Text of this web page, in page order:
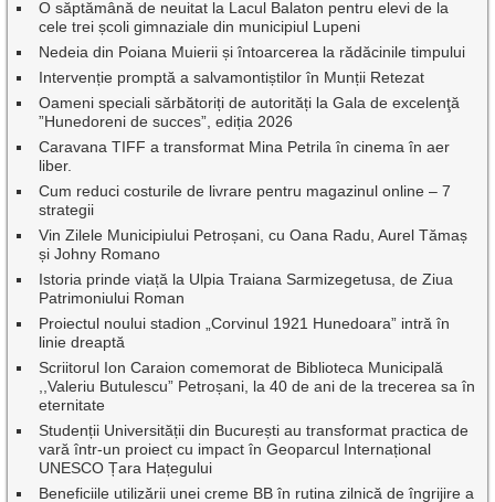
O săptămână de neuitat la Lacul Balaton pentru elevi de la
cele trei școli gimnaziale din municipiul Lupeni
Nedeia din Poiana Muierii și întoarcerea la rădăcinile timpului
Intervenție promptă a salvamontiștilor în Munții Retezat
Oameni speciali sărbătoriți de autorități la Gala de excelenţă
”Hunedoreni de succes”, ediția 2026
Caravana TIFF a transformat Mina Petrila în cinema în aer
liber.
Cum reduci costurile de livrare pentru magazinul online – 7
strategii
Vin Zilele Municipiului Petroșani, cu Oana Radu, Aurel Tămaș
și Johny Romano
Istoria prinde viață la Ulpia Traiana Sarmizegetusa, de Ziua
Patrimoniului Roman
Proiectul noului stadion „Corvinul 1921 Hunedoara” intră în
linie dreaptă
Scriitorul Ion Caraion comemorat de Biblioteca Municipală
,,Valeriu Butulescu” Petroșani, la 40 de ani de la trecerea sa în
eternitate
Studenții Universității din București au transformat practica de
vară într-un proiect cu impact în Geoparcul Internațional
UNESCO Țara Hațegului
Beneficiile utilizării unei creme BB în rutina zilnică de îngrijire a